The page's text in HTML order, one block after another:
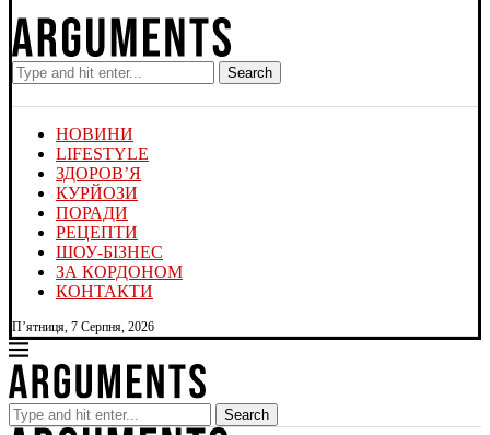
Search
НОВИНИ
LIFESTYLE
ЗДОРОВ’Я
КУРЙОЗИ
ПОРАДИ
РЕЦЕПТИ
ШОУ-БІЗНЕС
ЗА КОРДОНОМ
КОНТАКТИ
П’ятниця, 7 Серпня, 2026
Search